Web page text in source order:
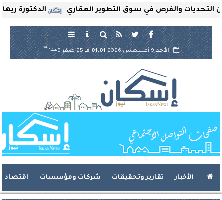
الدكتورة ريهام والفرص في سوق التطوير العقاري
الأحد9 أغسطس 2026 01:01 مـ 25 صفر 1448
هـ
الأخبار تقارير وتحقيقات شركات ومؤسسات اقتصاد